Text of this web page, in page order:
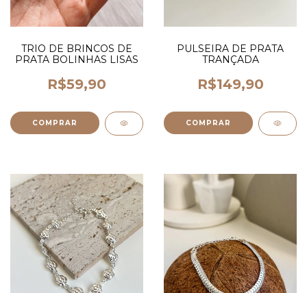
TRIO DE BRINCOS DE
PRATA BOLINHAS LISAS
R$59,90
PULSEIRA DE PRATA
TRANÇADA
R$149,90